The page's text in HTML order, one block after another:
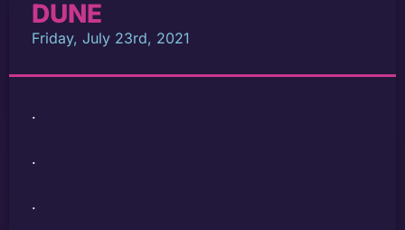
DUNE
Friday, July 23rd, 2021
.
.
.